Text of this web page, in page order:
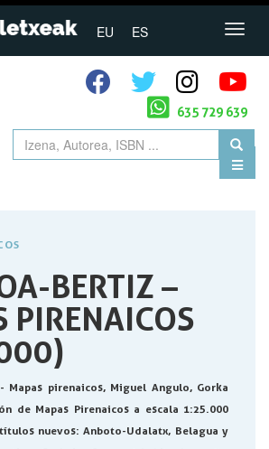
EU ES
635 729 639
BERTIZ –
PIRENAICOS
Mapas pirenaicos, Miguel Angulo, Gorka
de Mapas Pirenaicos a escala 1:25.000
nuevos: Anboto-Udalatx, Belagua y